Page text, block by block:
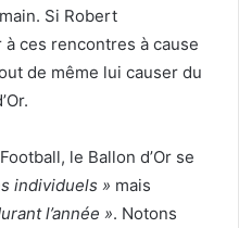
Si Robert
à ces rencontres à cause
de même lui causer du
le Ballon d’Or se
individuels » mais
l’année ». Notons